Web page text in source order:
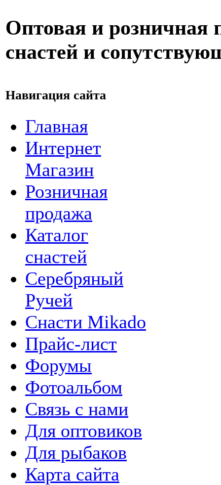
Оптовая и розничная
снастей и
Навигация сайта
Главная
Интернет
Магазин
Розничная
продажа
Каталог
снастей
Серебряный
Ручей
Снасти Mikado
Прайс-лист
Форумы
Фотоальбом
Связь с нами
Для оптовиков
Для рыбаков
Карта сайта